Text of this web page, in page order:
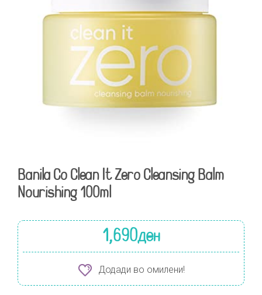
Banila Co Clean It Zero Cleansing Balm
Nourishing 100ml
1,690ден
Додади во омилени!